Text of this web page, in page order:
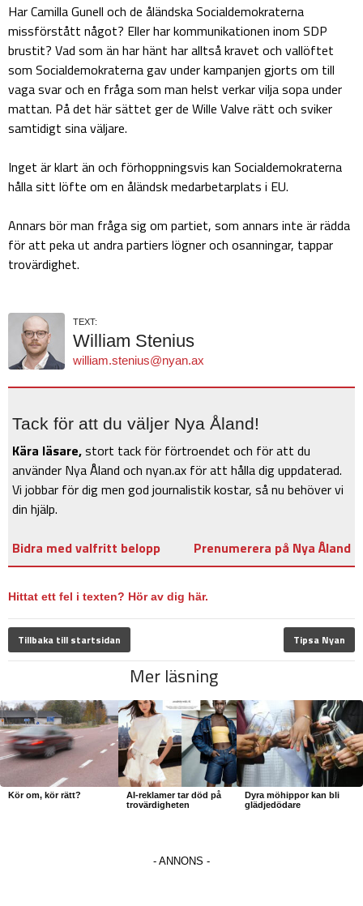
Har Camilla Gunell och de åländska Socialdemokraterna
missförstått något? Eller har kommunikationen inom SDP
brustit? Vad som än har hänt har alltså kravet och vallöftet
som Socialdemokraterna gav under kampanjen gjorts om till
vaga svar och en fråga som man helst verkar vilja sopa under
mattan. På det här sättet ger de Wille Valve rätt och sviker
samtidigt sina väljare.
Inget är klart än och förhoppningsvis kan Socialdemokraterna
hålla sitt löfte om en åländsk medarbetarplats i EU.
Annars bör man fråga sig om partiet, som annars inte är rädda
för att peka ut andra partiers lögner och osanningar, tappar
trovärdighet.
TEXT:
William Stenius
william.stenius@nyan.ax
Tack för att du väljer Nya Åland!
Kära läsare,stort tack för förtroendet och för att du
använder Nya Åland och nyan.ax för att hålla dig uppdaterad.
Vi jobbar för dig men god journalistik kostar, så nu behöver vi
din hjälp.
Bidra med valfritt belopp
Prenumerera på Nya Åland
Hittat ett fel i texten? Hör av dig här.
Tillbaka till startsidan Tipsa Nyan
Mer läsning
Kör om, kör rätt?
AI-reklamer tar död på
trovärdigheten
Dyra möhippor kan bli
glädjedödare